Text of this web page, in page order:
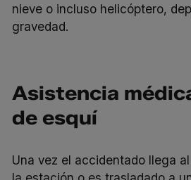
nieve o incluso helicóptero,
gravedad.
Asistencia
de esquí
Una vez el accidentado llega